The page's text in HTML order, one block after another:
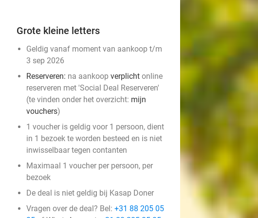
Grote kleine letters
Geldig vanaf moment van aankoop t/m
3 sep 2026
Reserveren: na aankoop verplicht online
reserveren met 'Social Deal Reserveren'
(te vinden onder het overzicht: mijn
vouchers)
1 voucher is geldig voor 1 persoon, dient
in 1 bezoek te worden besteed en is niet
inwisselbaar tegen contanten
Maximaal 1 voucher per persoon, per
bezoek
De deal is niet geldig bij Kasap Doner
Vragen over de deal? Bel: +31 88 205 05